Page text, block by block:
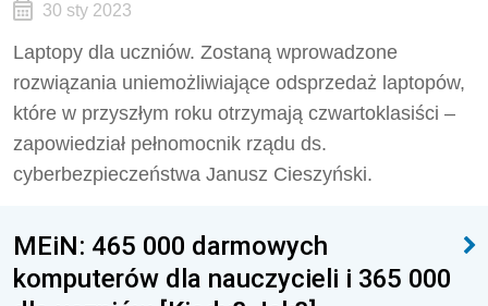
30 sty 2023
Laptopy dla uczniów. Zostaną wprowadzone
rozwiązania uniemożliwiające odsprzedaż laptopów,
które w przyszłym roku otrzymają czwartoklasiści –
zapowiedział pełnomocnik rządu ds.
cyberbezpieczeństwa Janusz Cieszyński.
MEiN: 465 000 darmowych
komputerów dla nauczycieli i 365 000